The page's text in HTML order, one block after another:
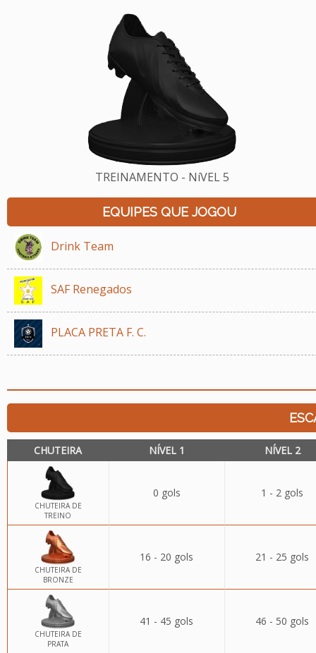
TREINAMENTO - NíVEL 5
EQUIPES QUE JOGOU
Drink Team
SAF Renegados
PLACA PRETA F. C.
CHUTEIRA NÍVEL 1 NÍVEL 2
CHUTEIRA DE
TREINO
0 gols 1 - 2 gols
CHUTEIRA DE
BRONZE
16 - 20 gols 21 - 25 gols
CHUTEIRA DE
PRATA
41 - 45 gols 46 - 50 gols